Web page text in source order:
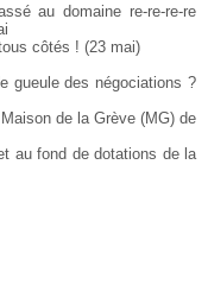
au domaine re-re-re-re
côtés ! (23 mai)
gueule des négociations ?
de la Grève (MG) de
au fond de dotations de la